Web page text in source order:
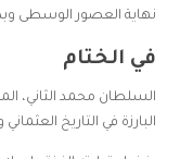
نهاية العصور الوسطى
في الختام
السلطان محمد الثاني،
البارزة في التاريخ العثماني